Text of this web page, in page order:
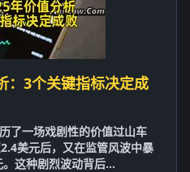
：3个关键指标决定成
了一场戏剧性的价值过山车
美元后，又在监管风波中暴
这种剧烈波动背后...